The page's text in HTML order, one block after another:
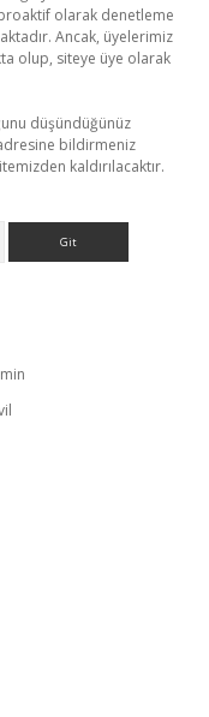
olarak denetleme
Ancak, üyelerimiz
olup, siteye üye olarak
düşündüğünüz
bildirmeniz
kaldırılacaktır.